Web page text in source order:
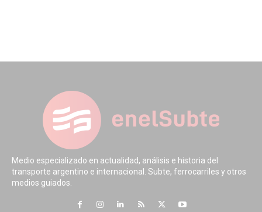
Medio especializado en actualidad, análisis e historia del
transporte argentino e internacional. Subte, ferrocarriles y otros
medios guiados.